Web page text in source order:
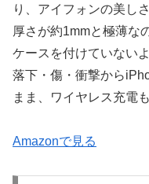
り、アイフォンの美し
厚さが約1mmと極薄な
ケースを付けていない
落下・傷・衝撃から
まま、ワイヤレス充電
Amazonで見る